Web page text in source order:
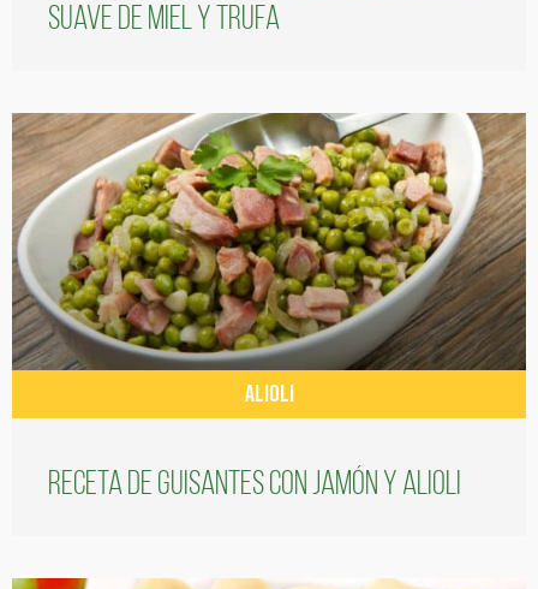
suave de miel y trufa
ALIOLI
Receta de guisantes con jamón y alioli